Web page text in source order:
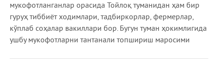
мукофотланганлар орасида Тойлоқ туманидан ҳам бир
гуруҳ тиббиёт ходимлари, тадбиркорлар, фермерлар,
кўплаб соҳалар вакиллари бор. Бугун туман ҳокимлигида
ушбу мукофотларни тантанали топшириш маросими